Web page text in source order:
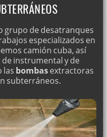
grupo de desatranques
especializados en
camión cuba, así
instrumental y de
las bombasextractoras
subterráneos.